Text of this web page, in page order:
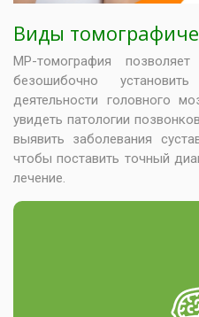
Виды
МР-томография
безошибочно
деятельности головного
увидеть патологии
выявить заболевания
чтобы поставить точный
лечение.